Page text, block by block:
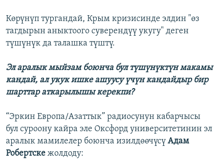
Көрүнүп тургандай, Крым кризисинде элдин "өз
тагдырын аныктоого суверендүү укугу" деген
түшүнүк да талашка түштү.
Эл аралык мыйзам боюнча бул түшүнүктүн макамы
кандай, ал укук ишке ашуусу үчүн кандайдыр бир
шарттар аткарылышы керекпи?
“Эркин Европа/Азаттык” радиосунун кабарчысы
бул суроону кайра эле Оксфорд университетинин эл
аралык мамилелер боюнча изилдөөчүсү Адам
Робертске жолдоду: